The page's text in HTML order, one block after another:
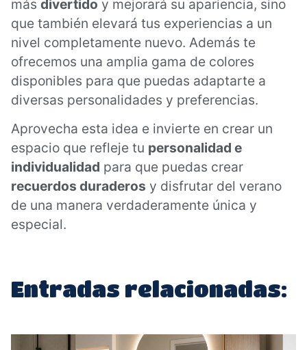
más divertido y mejorará su apariencia, sino
que también elevará tus experiencias a un
nivel completamente nuevo. Además te
ofrecemos una amplia gama de colores
disponibles para que puedas adaptarte a
diversas personalidades y preferencias.
Aprovecha esta idea e invierte en crear un
espacio que refleje tu personalidad e
individualidad para que puedas crear
recuerdos duraderos y disfrutar del verano
de una manera verdaderamente única y
especial.
Entradas relacionadas: